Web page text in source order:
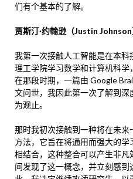
们有个基本的了解。
贾斯汀·约翰逊（Justin Johnson
我第一次接触人工智能是在本
理工学院学习数学和计算机科
在那段时期，一篇由 Google
文问世，我因此第一次了解到
为观止。
那时我初次接触到一种将在未
方法，它旨在将通用而强大的
相结合，这种整合可以产生非
间发现了这一概念，并立刻感